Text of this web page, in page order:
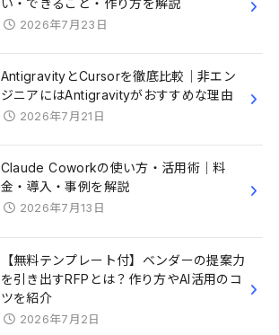
2026年7月23日
AntigravityとCursorを徹底比較｜非エン
ジニアにはAntigravityがおすすめな理由
2026年7月21日
Claude Coworkの使い方・活用術｜料
金・導入・事例を解説
2026年7月13日
【無料テンプレート付】ベンダーの提案力
を引き出すRFPとは？作り方やAI活用のコ
ツを紹介
2026年7月2日